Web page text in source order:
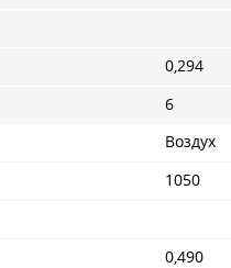
0,294
6
Воздух
1050
0,490